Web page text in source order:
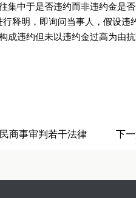
集中于是否违约而非违约金是
释明，即询问当事人，假设违
成违约但未以违约金过高为由
商事审判若干法律
下